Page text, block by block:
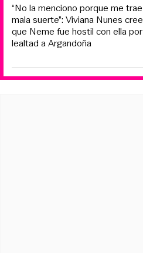
“No la menciono porque me trae
mala suerte”: Viviana Nunes cree
que Neme fue hostil con ella por
lealtad a Argandoña